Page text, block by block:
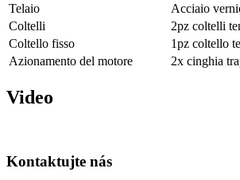
Telaio
Acciaio
Coltelli
2pz coltelli
Coltello fisso
1pz coltello
Azionamento del motore
2x cinghia
Video
Kontaktujte nás